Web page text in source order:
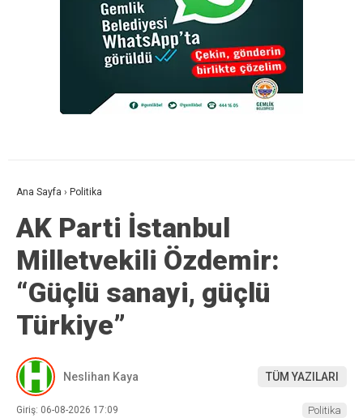
Ana Sayfa › Politika
AK Parti İstanbul
Milletvekili Özdemir:
“Güçlü sanayi, güçlü
Türkiye”
Neslihan Kaya TÜM YAZILARI
Giriş: 06-08-2026 17:09
Politika